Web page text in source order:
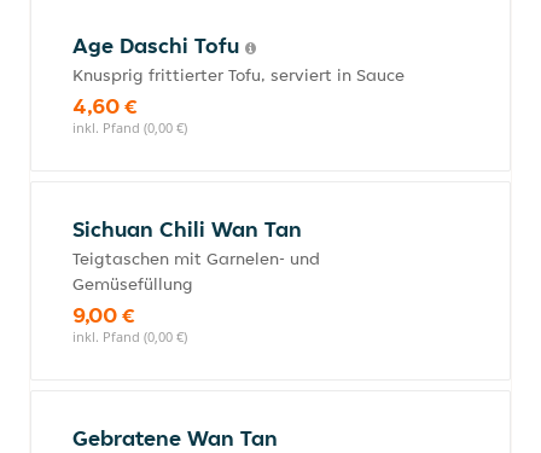
Age Daschi Tofu
Knusprig frittierter Tofu, serviert in Sauce
4,60 €
inkl. Pfand (0,00 €)
Sichuan Chili Wan Tan
Teigtaschen mit Garnelen- und
Gemüsefüllung
9,00 €
inkl. Pfand (0,00 €)
Gebratene Wan Tan